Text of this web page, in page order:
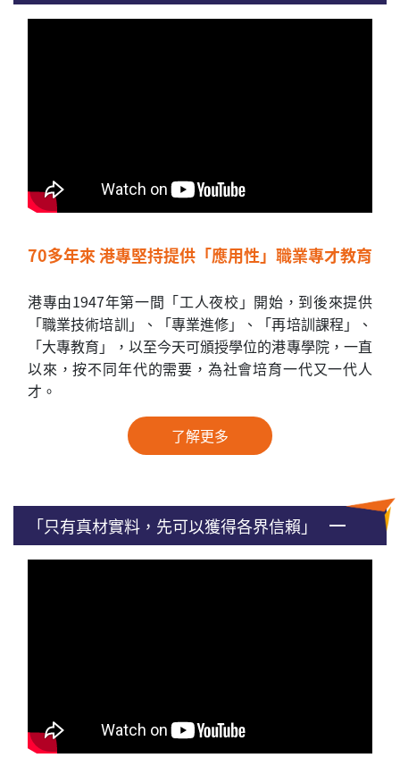
70多年來 港專堅持提供「應用性」職業專才教育
港專由1947年第一間「工人夜校」開始，到後來提供
「職業技術培訓」、「專業進修」、「再培訓課程」、
「大專教育」，以至今天可頒授學位的港專學院，一直
以來，按不同年代的需要，為社會培育一代又一代人
才。
了解更多
「只有真材實料，先可以獲得各界信賴」